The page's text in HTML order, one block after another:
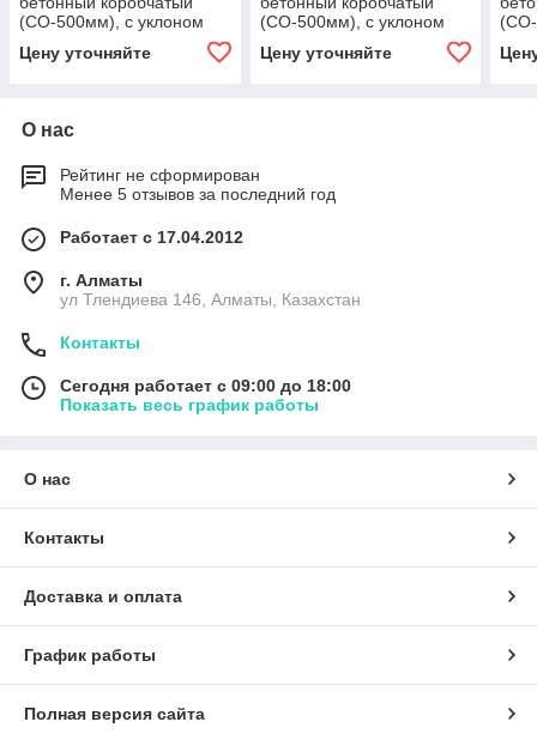
(СО-500мм), с уклоном
100.65(50).53(44) - BGМ,
Цену уточняйте
(СО-500мм), с уклоном
100.65(50).53(44) - BGМ,
Цену уточняйте
(СО-
О нас
Рейтинг не сформирован
Менее 5 отзывов за последний год
Работает с 17.04.2012
г. Алматы
ул Тлендиева 146, Алматы, Казахстан
Контакты
Сегодня работает с 09:00 до 18:00
Показать весь график работы
О нас
Контакты
Доставка и оплата
График работы
Полная версия сайта